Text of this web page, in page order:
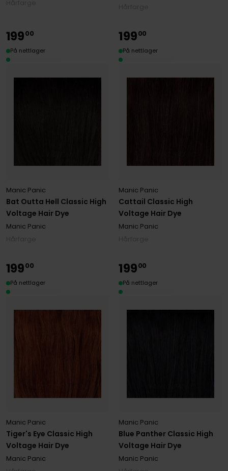
Bat Outta Hell Classic High
Voltage Hair Dye
Manic Panic
Manic Panic
19900
På nettlager
Cattail Classic High
Voltage Hair Dye
Manic Panic
Manic Panic
19900
På nettlager
Tiger's Eye Classic High
Voltage Hair Dye
Manic Panic
Manic Panic
19900
På nettlager
Blue Panther Classic High
Voltage Hair Dye
Manic Panic
Manic Panic
19900
På nettlager